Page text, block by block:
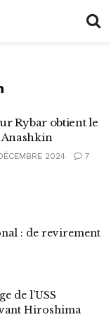
Rybar obtient le
2024 7
: de revirement
de l’USS
Hiroshima